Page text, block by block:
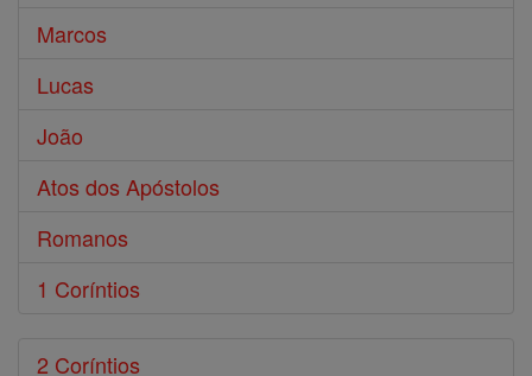
Marcos
Lucas
João
Atos dos Apóstolos
Romanos
1 Coríntios
2 Coríntios